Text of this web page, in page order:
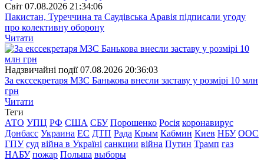
Свiт 07.08.2026 21:34:06
Пакистан, Туреччина та Саудівська Аравія підписали угоду
про колективну оборону
Читати
Надзвичайні події 07.08.2026 20:36:03
За екссекретаря МЗС Банькова внесли заставу у розмірі 10 млн
грн
Читати
Теги
АТО УПЦ РФ США СБУ Порошенко Росія коронавирус
Донбасс Украина ЕС ДТП Рада Крым Кабмин Киев НБУ ООС
ГПУ суд війна в Україні санкции війна Путин Трамп газ
НАБУ пожар Польша выборы